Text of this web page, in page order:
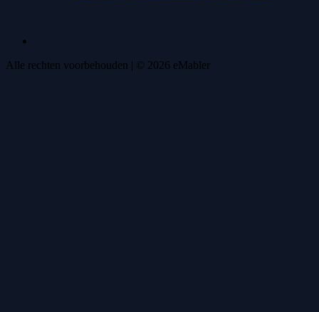
Alle rechten voorbehouden | © 2026 eMabler